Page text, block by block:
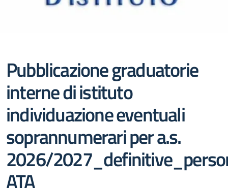
Pubblicazione graduatorie
interne di istituto
individuazione eventuali
soprannumerari per a.s.
2026/
ATA